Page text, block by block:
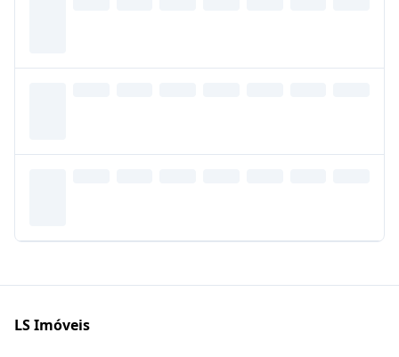
LS Imóveis